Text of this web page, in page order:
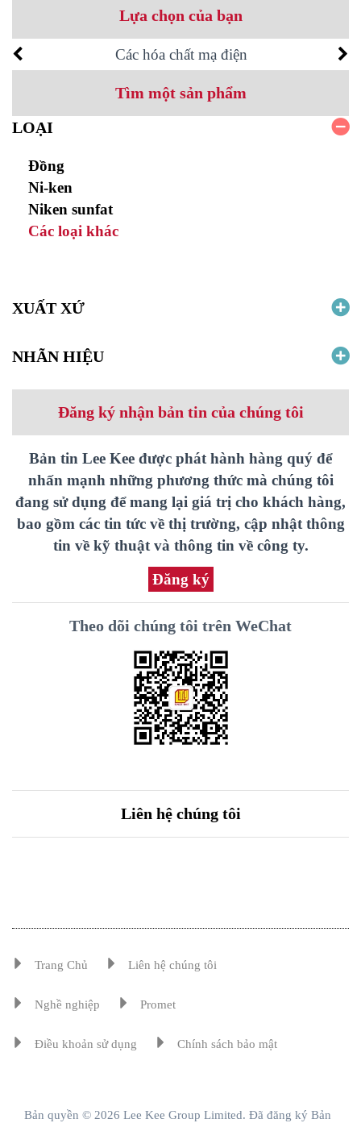
Lựa chọn của bạn
Các hóa chất mạ điện
Tìm một sản phẩm
LOẠI
Đồng
Ni-ken
Niken sunfat
Các loại khác
XUẤT XỨ
NHÃN HIỆU
Đăng ký nhận bản tin của chúng tôi
Bản tin Lee Kee được phát hành hàng quý để
nhấn mạnh những phương thức mà chúng tôi
đang sử dụng để mang lại giá trị cho khách hàng,
bao gồm các tin tức về thị trường, cập nhật thông
tin về kỹ thuật và thông tin về công ty.
Đăng ký
Theo dõi chúng tôi trên WeChat
Liên hệ chúng tôi
Trang Chủ Liên hệ chúng tôi
Nghề nghiệp Promet
Điều khoản sử dụng Chính sách bảo mật
Bản quyền © 2026 Lee Kee Group Limited. Đã đăng ký Bản